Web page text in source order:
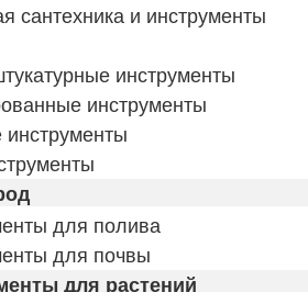
сантехника и инструменты
инструменты
инструменты
для полива
для почвы
для растений